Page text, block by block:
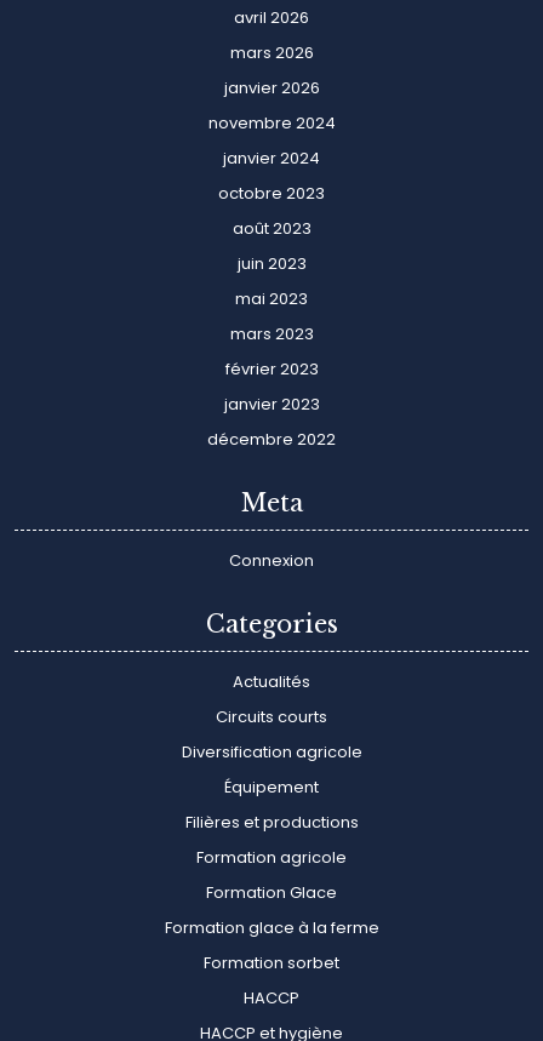
avril 2026
mars 2026
janvier 2026
novembre 2024
janvier 2024
octobre 2023
août 2023
juin 2023
mai 2023
mars 2023
février 2023
janvier 2023
décembre 2022
Meta
Connexion
Categories
Actualités
Circuits courts
Diversification agricole
Équipement
Filières et productions
Formation agricole
Formation Glace
Formation glace à la ferme
Formation sorbet
HACCP
HACCP et hygiène